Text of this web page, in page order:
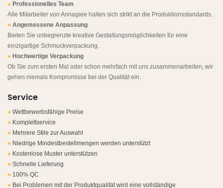
● Professionelles Team
Alle Mitarbeiter von Annagiee halten sich strikt an die Produktionsstandards.
● Angemessene Anpassung
Bieten Sie unbegrenzte kreative Gestaltungsmöglichkeiten für eine
einzigartige Schmuckverpackung.
● Hochwertige Verpackung
Ob Sie zum ersten Mal oder schon mehrfach mit uns zusammenarbeiten, wir
gehen niemals Kompromisse bei der Qualität ein.
Service
● Wettbewerbsfähige Preise
● Komplettservice
● Mehrere Stile zur Auswahl
● Niedrige Mindestbestellmengen werden unterstützt
● Kostenlose Muster unterstützen
● Schnelle Lieferung
● 100% QC
● Bei Problemen mit der Produktqualität wird eine vollständige